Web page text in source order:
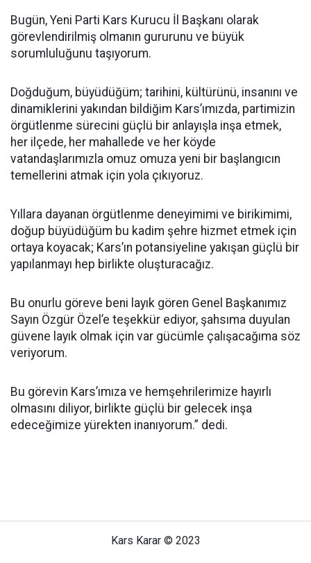
Bugün, Yeni Parti Kars Kurucu İl Başkanı olarak
görevlendirilmiş olmanın gururunu ve büyük
sorumluluğunu taşıyorum.
Doğduğum, büyüdüğüm; tarihini, kültürünü, insanını ve
dinamiklerini yakından bildiğim Kars’ımızda, partimizin
örgütlenme sürecini güçlü bir anlayışla inşa etmek,
her ilçede, her mahallede ve her köyde
vatandaşlarımızla omuz omuza yeni bir başlangıcın
temellerini atmak için yola çıkıyoruz.
Yıllara dayanan örgütlenme deneyimimi ve birikimimi,
doğup büyüdüğüm bu kadim şehre hizmet etmek için
ortaya koyacak; Kars’ın potansiyeline yakışan güçlü bir
yapılanmayı hep birlikte oluşturacağız.
Bu onurlu göreve beni layık gören Genel Başkanımız
Sayın Özgür Özel’e teşekkür ediyor, şahsıma duyulan
güvene layık olmak için var gücümle çalışacağıma söz
veriyorum.
Bu görevin Kars’ımıza ve hemşehrilerimize hayırlı
olmasını diliyor, birlikte güçlü bir gelecek inşa
edeceğimize yürekten inanıyorum.” dedi.
Kars Karar © 2023